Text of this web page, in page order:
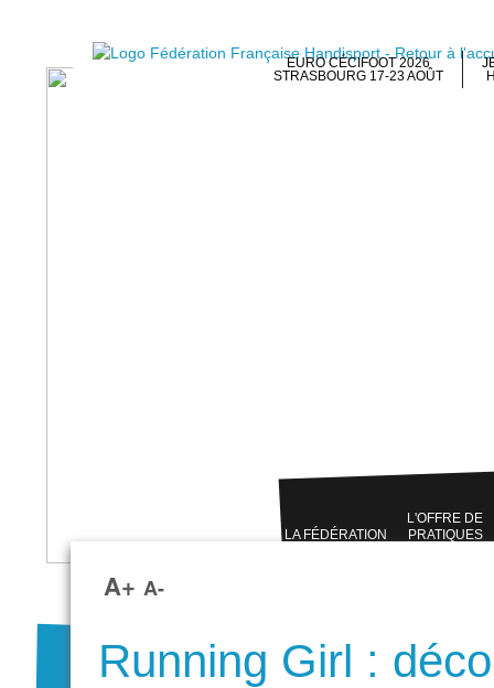
EURO CÉCIFOOT 2026
STRASBOURG 17-23 AOÛT
LA FÉDÉRATION
L'OFFRE DE
PRATIQUES
A+ A-
Running Girl :